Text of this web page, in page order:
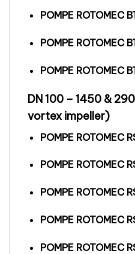
POMPE ROTOMEC
POMPE ROTOMEC
POMPE ROTOMEC
DN 100 – 1450 &
vortex impeller)
POMPE ROTOMEC
POMPE ROTOMEC
POMPE ROTOMEC
POMPE ROTOMEC
POMPE ROTOMEC